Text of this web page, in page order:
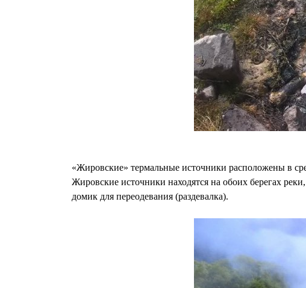
«Жировские» термальные источники расположены в
Жировские источники находятся на обоих берегах
домик для переодевания (раздевалка).